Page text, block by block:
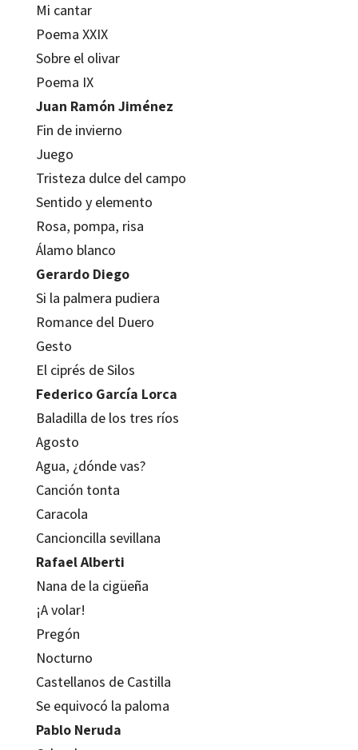
Mi cantar
Poema XXIX
Sobre el olivar
Poema IX
Juan Ramón Jiménez
Fin de invierno
Juego
Tristeza dulce del campo
Sentido y elemento
Rosa, pompa, risa
Álamo blanco
Gerardo Diego
Si la palmera pudiera
Romance del Duero
Gesto
El ciprés de Silos
Federico García Lorca
Baladilla de los tres ríos
Agosto
Agua, ¿dónde vas?
Canción tonta
Caracola
Cancioncilla sevillana
Rafael Alberti
Nana de la cigüeña
¡A volar!
Pregón
Nocturno
Castellanos de Castilla
Se equivocó la paloma
Pablo Neruda